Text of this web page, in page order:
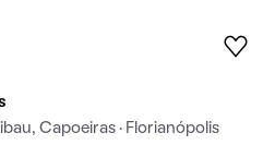
Capoeiras · Florianópolis